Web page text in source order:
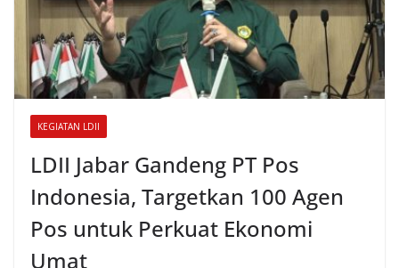
KEGIATAN LDII
LDII Jabar Gandeng PT Pos
Indonesia, Targetkan 100 Agen
Pos untuk Perkuat Ekonomi
Umat